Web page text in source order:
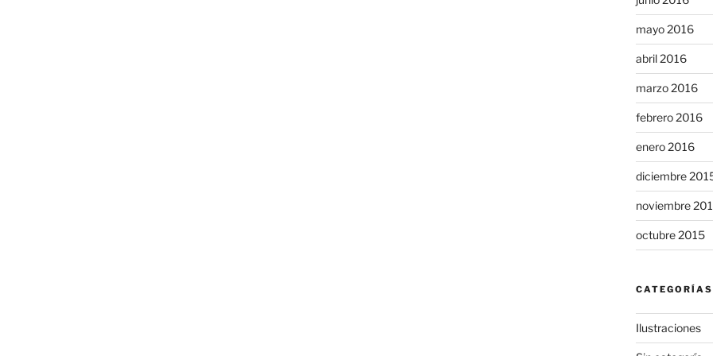
mayo 2016
abril 2016
marzo 2016
febrero 2016
enero 2016
diciembre
noviembre
octubre 2015
CATEGORÍAS
Ilustraciones